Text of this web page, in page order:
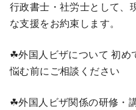
行政書士・社労士として、
な支援をお約束します。
☘外国人ビザについて 初め
悩む前にご相談ください
☘外国人ビザ関係の研修・